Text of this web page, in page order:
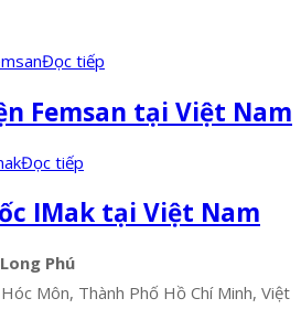
Đọc tiếp
Femsan tại Việt Nam
Đọc tiếp
IMak tại Việt Nam
Phú
Môn, Thành Phố Hồ Chí Minh, Việt